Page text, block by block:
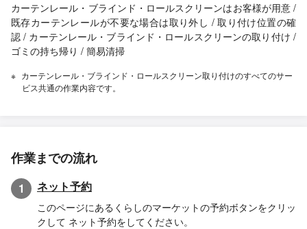
カーテンレール・ブラインド・ロールスクリーンはお客様が用意 /
既存カーテンレールが不要な場合は取り外し / 取り付け位置の確
認 / カーテンレール・ブラインド・ロールスクリーンの取り付け /
ゴミの持ち帰り / 簡易清掃
カーテンレール・ブラインド・ロールスクリーン取り付けのすべてのサー
ビス共通の作業内容です。
作業までの流れ
1 ネット予約
このページにあるくらしのマーケットの予約ボタンをクリッ
クして ネット予約をしてください。